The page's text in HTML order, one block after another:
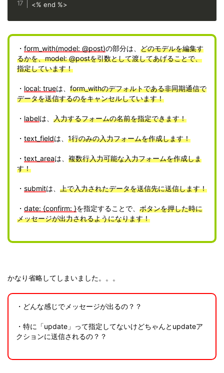
<% end %>
・ form_with(model: @post)の部分は、 どのモデルを編集す
るかを、model: @postを引数として渡してあげることで、
指定しています！
・ local: trueは、 form_withのデフォルトである非同期通信で
データを送信するのをキャンセルしています！
・ labelは、 入力するフォームの名前を指定できます！
・ text_fieldは、 1行のみの入力フォームを作成します！
・ text_areaは、 複数行入力可能な入力フォームを作成しま
す！
・ submitは、 上で入力されたデータを送信先に送信します！
・ date: {confirm: }を指定することで、 ボタンを押した時に
メッセージが出力されるようになります！
かなり省略してしまいました。。。
・どんな感じでメッセージが出るの？？
・特に「update」って指定してないけどちゃんとupdateア
クションに送信されるの？？